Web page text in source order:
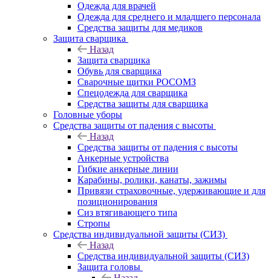
Одежда для врачей
Одежда для среднего и младшего персонала
Средства защиты для медиков
Защита сварщика
Назад
Защита сварщика
Обувь для сварщика
Сварочные щитки РОСОМЗ
Спецодежда для сварщика
Средства защиты для сварщика
Головные уборы
Средства защиты от падения с высоты
Назад
Средства защиты от падения с высоты
Анкерные устройства
Гибкие анкерные линии
Карабины, ролики, канаты, зажимы
Привязи страховочные, удерживающие и для
позиционирования
Сиз втягивающего типа
Стропы
Средства индивидуальной защиты (СИЗ)
Назад
Средства индивидуальной защиты (СИЗ)
Защита головы